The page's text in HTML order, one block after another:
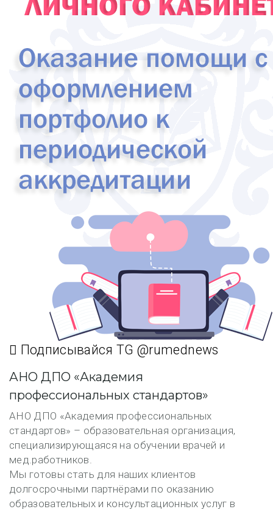
Подписывайся TG @rumednews
АНО ДПО «Академия
профессиональных стандартов»
АНО ДПО «Академия профессиональных
стандартов» – образовательная организация,
специализирующаяся на обучении врачей и
мед.работников.
Мы готовы стать для наших клиентов
долгосрочными партнёрами по оказанию
образовательных и консультационных услуг в